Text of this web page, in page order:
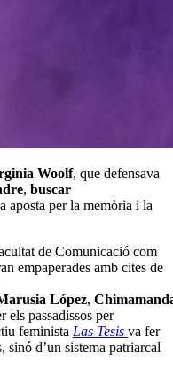
Woolf, que defensava
, buscar
aposta per la memòria i la
de Comunicació com
empaperades amb cites de
López,
els passadissos per
feminista Las Tesis va fer
sinó d’un sistema patriarcal